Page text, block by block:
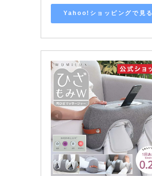
Yahoo!ショッピングで見る